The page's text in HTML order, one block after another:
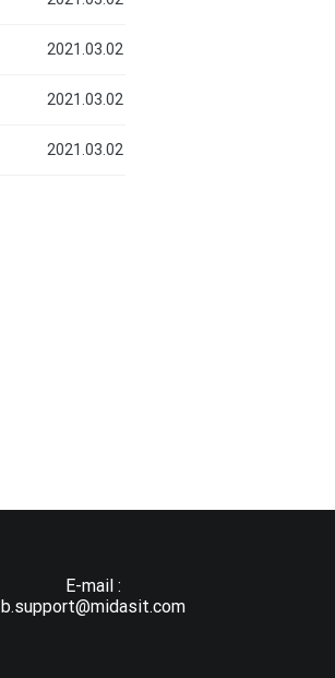
2021.03.02
2021.03.02
2021.03.02
E-mail :
b.support@midasit.com